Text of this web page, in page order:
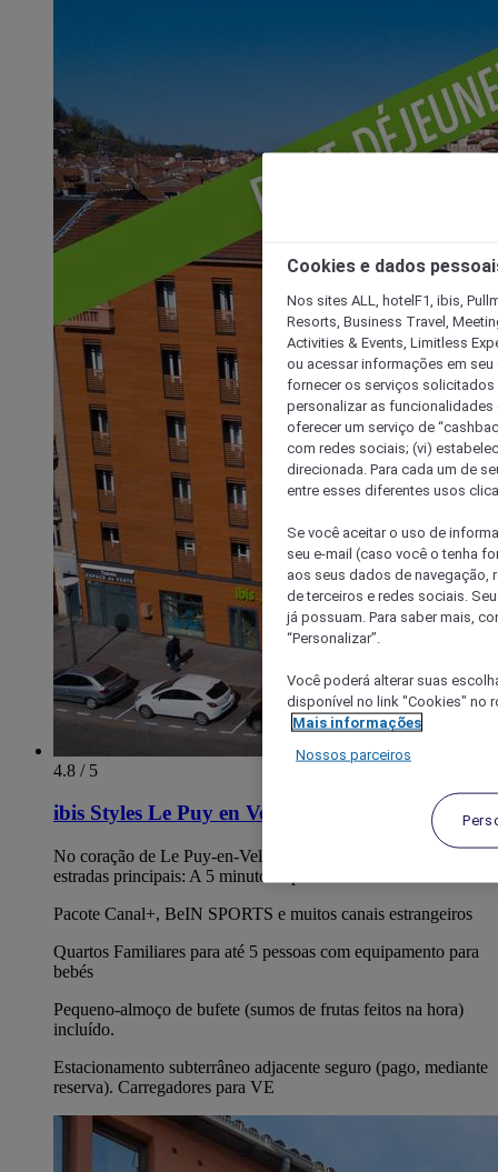
4.8 / 5
ibis Styles Le Puy en Velay
No coração de Le Puy-en-Velay. Estação de comboios e
estradas principais: A 5 minutos a pé
Pacote Canal+, BeIN SPORTS e muitos canais estrangeiros
Quartos Familiares para até 5 pessoas com equipamento para
bebés
Pequeno-almoço de bufete (sumos de frutas feitos na hora)
incluído.
Estacionamento subterrâneo adjacente seguro (pago, mediante
reserva). Carregadores para VE
Cookies e dados
Nos sites ALL, hotelF1, ibis,
Resorts, Business Travel,
Activities & Events, Limitless
ou acessar informações em
fornecer os serviços solicitados
personalizar as
oferecer um serviço de
com redes sociais; (vi)
direcionada. Para cada um de
entre esses diferentes usos
Se você aceitar o uso de
seu e-mail (caso você o tenha
aos seus dados de navegação,
de terceiros e redes sociais.
já possuam. Para saber mais,
“Personalizar”.
Você poderá alterar suas
disponível no link "Cookies" no
Mais informações
Nossos parceiros